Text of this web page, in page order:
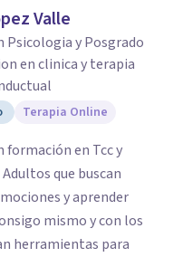
Valle
Psicologia y Posgrado
en clinica y terapia
Terapia Online
formación en Tcc y
que buscan
y aprender
mismo y con los
herramientas para